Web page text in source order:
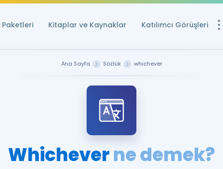
Paketleri Kitaplar ve Kaynaklar Katılımcı Görüşleri
YDS ve YÖKDİL
Ana Sayfa Sözlük whichever
Whicheverne demek?